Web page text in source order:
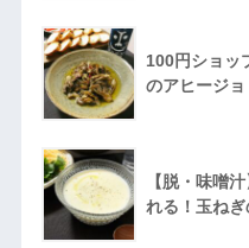
100円ショッ
のアヒージョ
【脱・味噌
れる！玉ね